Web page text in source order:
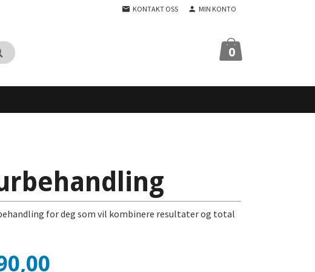
KONTAKT OSS MIN KONTO
0
for deg som vil kombinere resultater og total